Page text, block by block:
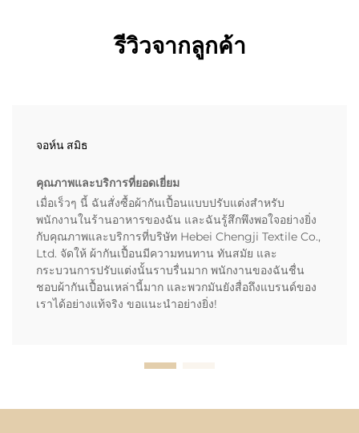
รีวิวจากลูกค้า
จอห์น สมิธ
คุณภาพและบริการที่ยอดเยี่ยม
เมื่อเร็วๆ นี้ ฉันสั่งซื้อผ้ากันเปื้อนแบบปรับแต่งสำหรับ
พนักงานในร้านอาหารของฉัน และฉันรู้สึกพึงพอใจอย่างยิ่ง
กับคุณภาพและบริการที่บริษัท Hebei Chengji Textile Co.,
Ltd. จัดให้ ผ้ากันเปื้อนมีความทนทาน ทันสมัย และ
กระบวนการปรับแต่งนั้นราบรื่นมาก พนักงานของฉันชื่น
ชอบผ้ากันเปื้อนเหล่านี้มาก และพวกมันยังสื่อถึงแบรนด์ของ
เราได้อย่างแท้จริง ขอแนะนำอย่างยิ่ง!